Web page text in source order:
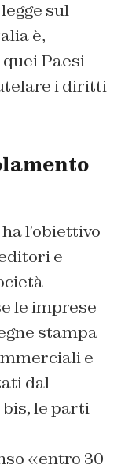
sul
è,
Paesi
i diritti
l’obiettivo
e
le imprese
stampa
e
dal
bis, le parti
«entro 30